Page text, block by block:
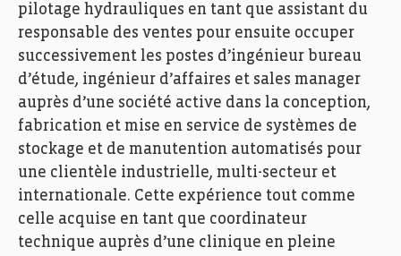
pilotage hydrauliques en tant que assistant du
responsable des ventes pour ensuite occuper
successivement les postes d’ingénieur bureau
d’étude, ingénieur d’affaires et sales manager
auprès d’une société active dans la conception,
fabrication et mise en service de systèmes de
stockage et de manutention automatisés pour
une clientèle industrielle, multi-secteur et
internationale. Cette expérience tout comme
celle acquise en tant que coordinateur
technique auprès d’une clinique en pleine